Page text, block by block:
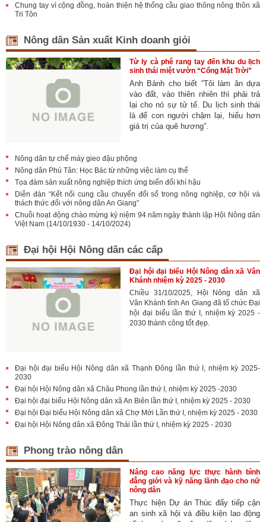
Chung tay vì cộng đồng, hoàn thiện hệ thống cầu giao thông nông thôn xã
Tri Tôn
Nông dân Sản xuất Kinh doanh giỏi
Từ ly cà phê rang tay đến khu du lịch
sinh thái miệt vườn “Cổng Mặt Trời”
Anh Bảnh cho biết “Tôi làm ăn dựa
vào đất, vào thiên nhiên thì phải trả
lại cho nó sự tử tế. Du lịch sinh thái
là để con người chậm lại, hiểu hơn
giá trị của quê hương”.
Nông dân tự chế máy gieo đậu phộng
Nông dân Phú Tân: Học Bác từ những việc làm cụ thể
Tọa đàm sản xuất nông nghiệp thích ứng biến đổi khí hậu
Diễn đàn “Kết nối cung cầu chuyển đổi số trong nông nghiệp, cơ hội và
thách thức đối với nông dân An Giang”
Chuỗi hoạt động chào mừng kỷ niệm 94 năm ngày thành lập Hội Nông dân
Việt Nam (14/10/1930 - 14/10/2024)
Đại hội Hội Nông dân các cấp
Đại hội đại biểu Hội Nông dân xã Vân
Khánh nhiệm kỳ 2025 - 2030
Chiều 31/10/2025, Hội Nông dân xã
Vân Khánh tỉnh An Giang đã tổ chức Đại
hội đại biểu lần thứ I, nhiệm kỳ 2025 -
2030 thành công tốt đẹp.
Đại hội đại biểu Hội Nông dân xã Thạnh Đông lần thứ I, nhiệm kỳ 2025-
2030
Đại hội Hội Nông dân xã Châu Phong lần thứ I, nhiệm kỳ 2025 -2030
Đại hội đại biểu Hội Nông dân xã An Biên lần thứ I, nhiệm kỳ 2025 - 2030
Đại hội Đại biểu Hội Nông dân xã Chợ Mới Lần thứ I, nhiệm kỳ 2025 - 2030
Đại hội Hội Nông dân xã Đông Thái lần thứ I, nhiệm kỳ 2025 - 2030
Phong trào nông dân
Nâng cao năng lực thực hành bình
đẳng giới và kỹ năng lãnh đạo cho nữ
nông dân
Thực hiện Dự án Thúc đẩy tiếp cận
an sinh xã hội và điều kiện lao động